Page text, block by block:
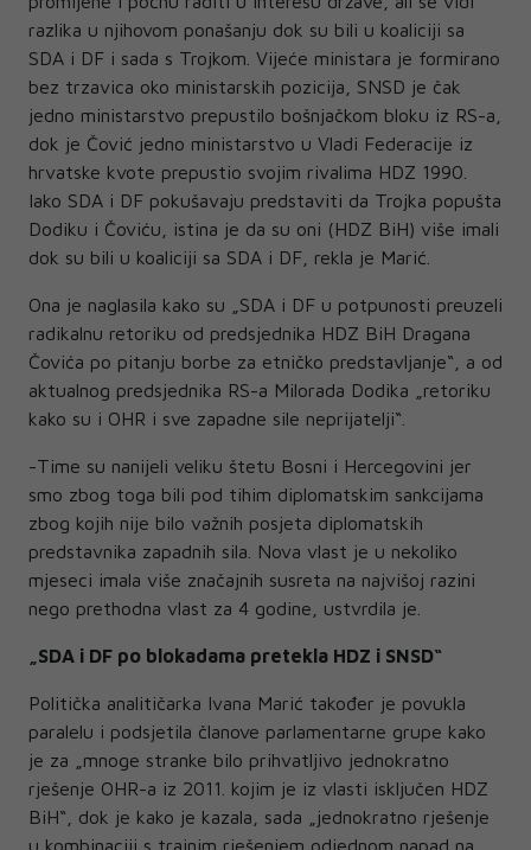
razlika u njihovom ponašanju dok su bili u koaliciji sa
SDA i DF i sada s Trojkom. Vijeće ministara je formirano
bez trzavica oko ministarskih pozicija, SNSD je čak
jedno ministarstvo prepustilo bošnjačkom bloku iz RS-a,
dok je Čović jedno ministarstvo u Vladi Federacije iz
hrvatske kvote prepustio svojim rivalima HDZ 1990.
Iako SDA i DF pokušavaju predstaviti da Trojka popušta
Dodiku i Čoviću, istina je da su oni (HDZ BiH) više imali
dok su bili u koaliciji sa SDA i DF, rekla je Marić.
Ona je naglasila kako su „SDA i DF u potpunosti preuzeli
radikalnu retoriku od predsjednika HDZ BiH Dragana
Čovića po pitanju borbe za etničko predstavljanje“, a od
aktualnog predsjednika RS-a Milorada Dodika „retoriku
kako su i OHR i sve zapadne sile neprijatelji“.
-Time su nanijeli veliku štetu Bosni i Hercegovini jer
smo zbog toga bili pod tihim diplomatskim sankcijama
zbog kojih nije bilo važnih posjeta diplomatskih
predstavnika zapadnih sila. Nova vlast je u nekoliko
mjeseci imala više značajnih susreta na najvišoj razini
nego prethodna vlast za 4 godine, ustvrdila je.
„SDA i DF po blokadama pretekla HDZ i SNSD“
Politička analitičarka Ivana Marić također je povukla
paralelu i podsjetila članove parlamentarne grupe kako
je za „mnoge stranke bilo prihvatljivo jednokratno
rješenje OHR-a iz 2011. kojim je iz vlasti isključen HDZ
BiH“, dok je kako je kazala, sada „jednokratno rješenje
u kombinaciji s trajnim rješenjem odjednom napad na